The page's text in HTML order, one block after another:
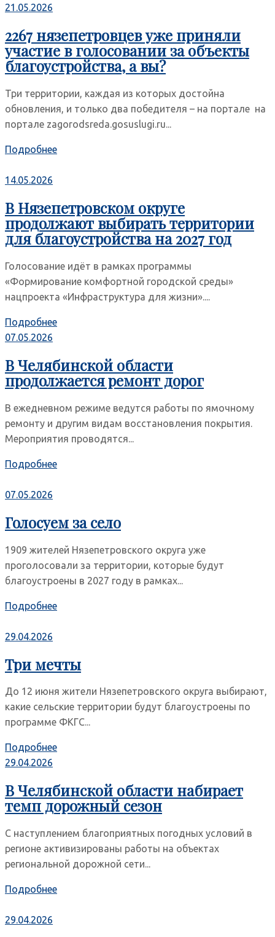
21.05.2026
2267 нязепетровцев уже приняли
участие в голосовании за объекты
благоустройства, а вы?
Три территории, каждая из которых достойна
обновления, и только два победителя – на портале на
портале zagorodsreda.gosuslugi.ru...
Подробнее
14.05.2026
В Нязепетровском округе
продолжают выбирать территории
для благоустройства на 2027 год
Голосование идёт в рамках программы
«Формирование комфортной городской среды»
нацпроекта «Инфраструктура для жизни»....
Подробнее
07.05.2026
В Челябинской области
продолжается ремонт дорог
В ежедневном режиме ведутся работы по ямочному
ремонту и другим видам восстановления покрытия.
Мероприятия проводятся...
Подробнее
07.05.2026
Голосуем за село
1909 жителей Нязепетровского округа уже
проголосовали за территории, которые будут
благоустроены в 2027 году в рамках...
Подробнее
29.04.2026
Три мечты
До 12 июня жители Нязепетровского округа выбирают,
какие сельские территории будут благоустроены по
программе ФКГС...
Подробнее
29.04.2026
В Челябинской области набирает
темп дорожный сезон
С наступлением благоприятных погодных условий в
регионе активизированы работы на объектах
региональной дорожной сети...
Подробнее
29.04.2026